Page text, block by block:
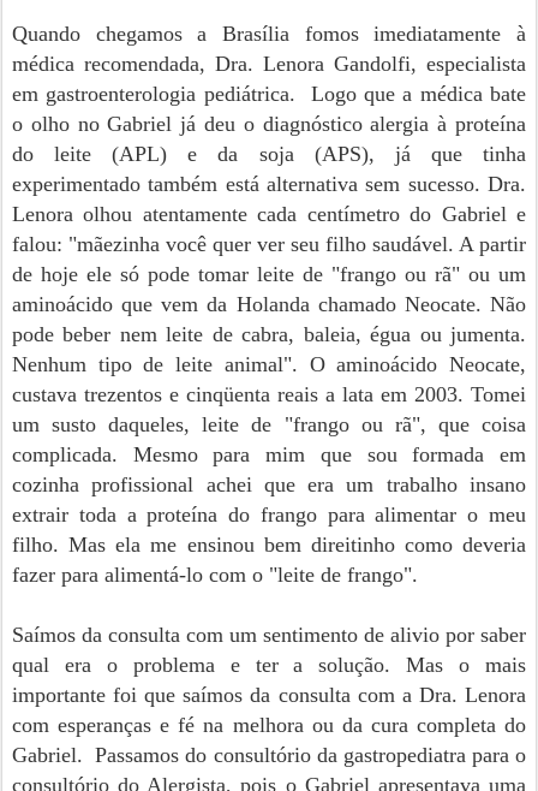
Quando chegamos a Brasília fomos imediatamente à
médica recomendada, Dra. Lenora Gandolfi, especialista
em gastroenterologia pediátrica.
Logo que a médica bate
o olho no Gabriel já deu o diagnóstico alergia à proteína
do leite (APL) e da soja (APS), já que tinha
experimentado também está alternativa sem sucesso. Dra.
Lenora olhou atentamente cada centímetro do Gabriel e
falou: "mãezinha você quer ver seu filho saudável. A partir
de hoje ele só pode tomar leite de "frango ou rã" ou um
aminoácido que vem da Holanda chamado Neocate. Não
pode beber nem leite de cabra, baleia, égua ou jumenta.
Nenhum tipo de leite animal". O aminoácido Neocate,
custava trezentos e cinqüenta reais a lata em 2003. Tomei
um susto daqueles, leite de "frango ou rã", que coisa
complicada. Mesmo para mim que sou formada em
cozinha profissional achei que era um trabalho insano
extrair toda a proteína do frango para alimentar o meu
filho. Mas ela me ensinou bem direitinho como deveria
fazer para alimentá-lo com o "leite de frango".
Saímos da consulta com um sentimento de alivio por saber
qual era o problema e ter a solução. Mas o mais
importante foi que saímos da consulta com a Dra. Lenora
com esperanças e fé na melhora ou da cura completa do
Gabriel. Passamos do consultório da gastropediatra para o
consultório do Alergista, pois o Gabriel apresentava uma